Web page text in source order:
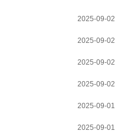
2025-09-02
2025-09-02
2025-09-02
2025-09-02
2025-09-01
2025-09-01